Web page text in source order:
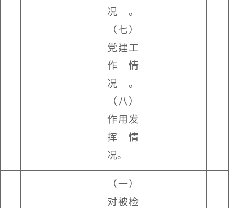
况。
（七）
党建工
作情
况。
（八）
作用发
挥情
况。
（一）
对被检